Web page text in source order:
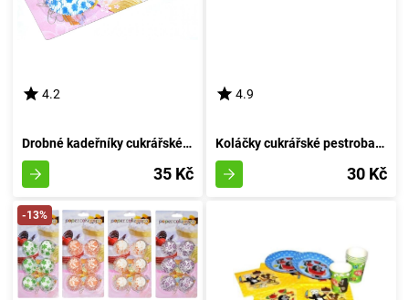
4.2
Drobné kadeřníky cukrářské pestrobarevné 10,5cm (šířka 4,5cm, výška 3cm) - 50 kusů
35 Kč
4.9
Koláčky cukrářské pestrobarevné 7,5cm (pr.3cm, v.2,2cm) - 100 kusů
30 Kč
-13%